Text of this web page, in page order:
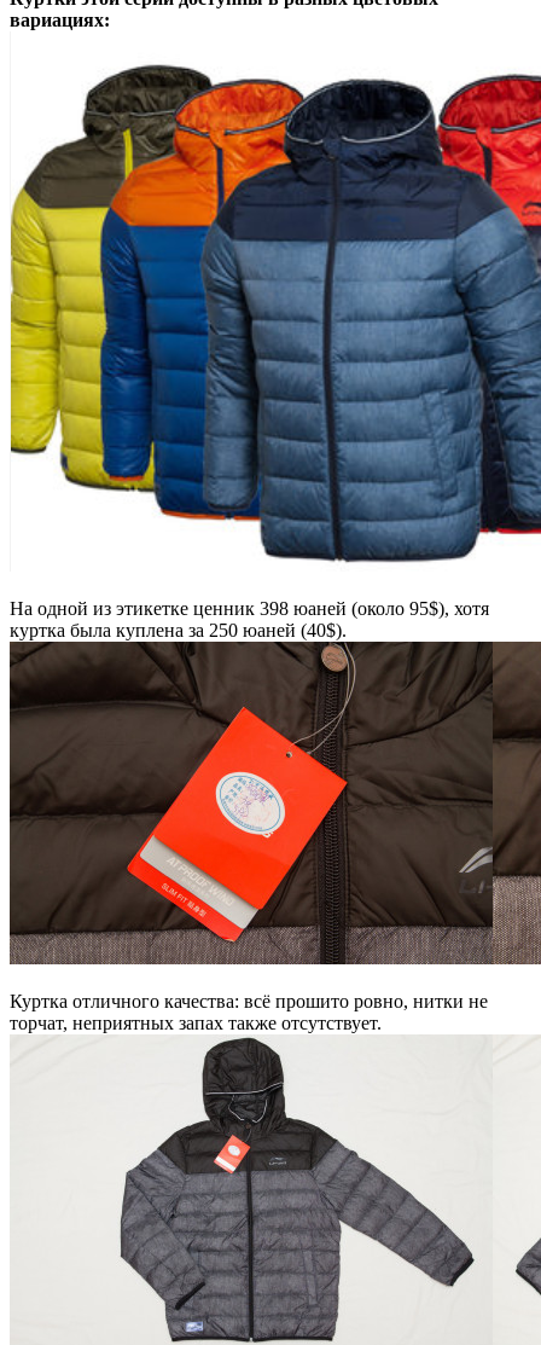
вариациях:
На одной из этикетке ценник 398 юаней (около 95$), хотя
куртка была куплена за 250 юаней (40$).
Куртка отличного качества: всё прошито ровно, нитки не
торчат, неприятных запах также отсутствует.